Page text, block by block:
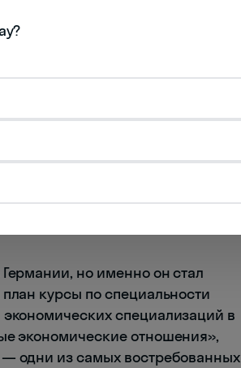
но именно он стал
курсы по специальности
специализаций в
экономические отношения»,
одни из самых востребованных